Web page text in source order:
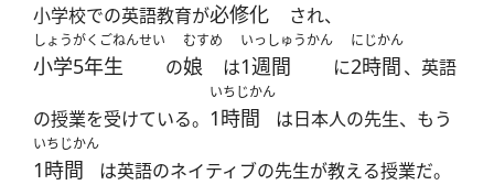
小学校での英語教育が必修化 され、
しょうがくごねんせい
小学5年生 の
むすめ
娘 は
いっしゅうかん
1週間 に
にじかん
2時間、英語
の授業を受けている。
いちじかん
1時間 は日本人の先生、もう
いちじかん
1時間 は英語のネイティブの先生が教える授業だ。